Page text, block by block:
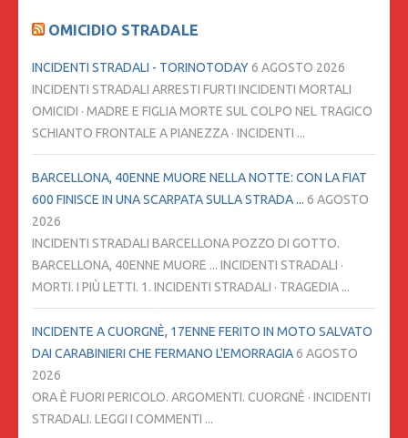
OMICIDIO STRADALE
INCIDENTI STRADALI - TORINOTODAY6 AGOSTO 2026
INCIDENTI STRADALI ARRESTI FURTI INCIDENTI MORTALI
OMICIDI · MADRE E FIGLIA MORTE SUL COLPO NEL TRAGICO
SCHIANTO FRONTALE A PIANEZZA · INCIDENTI ...
BARCELLONA, 40ENNE MUORE NELLA NOTTE: CON LA FIAT
600 FINISCE IN UNA SCARPATA SULLA STRADA ... 6 AGOSTO
2026
INCIDENTI STRADALI BARCELLONA POZZO DI GOTTO.
BARCELLONA, 40ENNE MUORE ... INCIDENTI STRADALI ·
MORTI. I PIÙ LETTI. 1. INCIDENTI STRADALI · TRAGEDIA ...
INCIDENTE A CUORGNÈ, 17ENNE FERITO IN MOTO SALVATO
DAI CARABINIERI CHE FERMANO L'EMORRAGIA6 AGOSTO
2026
ORA È FUORI PERICOLO. ARGOMENTI. CUORGNÈ · INCIDENTI
STRADALI. LEGGI I COMMENTI ...